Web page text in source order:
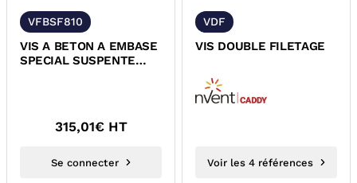
VFBSF810
VIS A BETON A EMBASE
SPECIAL SUSPENTE
315,01€ HT
Se connecter
VDF
VIS DOUBLE FILETAGE
Voir les 4 références